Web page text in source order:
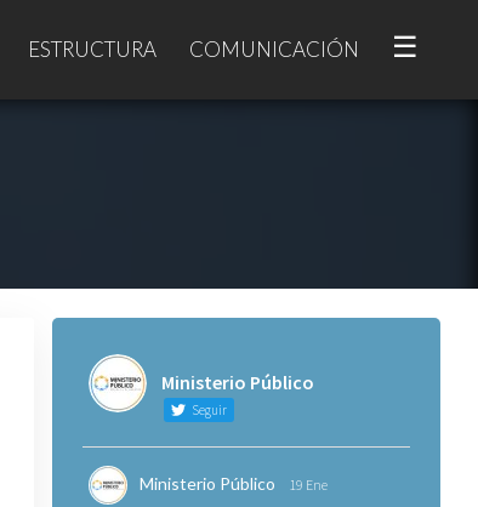
ESTRUCTURA COMUNICACIÓN ☰
Ministerio Público
Seguir
Ministerio Público 19 Ene